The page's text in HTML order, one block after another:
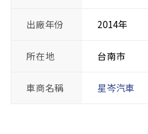
出廠年份 2014年
所在地 台南市
車商名稱 星岑汽車